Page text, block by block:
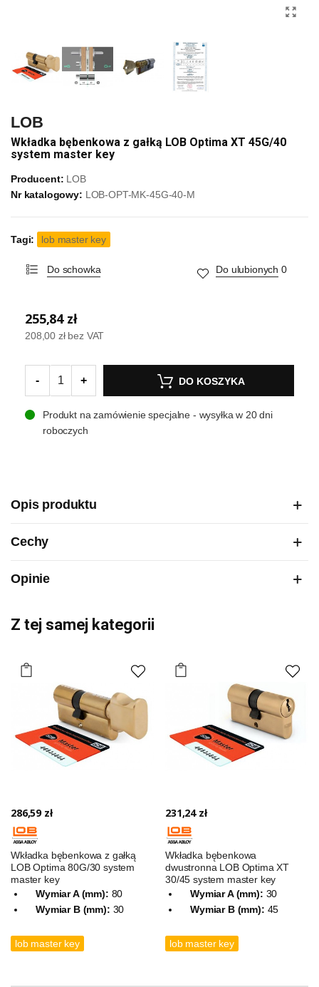
LOB
Wkładka bębenkowa z gałką LOB Optima XT 45G/40
system master key
Producent: LOB
Nr katalogowy: LOB-OPT-MK-45G-40-M
Tagi: lob master key
Do schowka Do ulubionych 0
255,84 zł
208,00 zł bez VAT
- + DO KOSZYKA
Produkt na zamówienie specjalne - wysyłka w 20 dni
roboczych
Opis produktu
Cechy
Opinie
Z tej samej kategorii
286,59 zł
Wkładka bębenkowa z gałką
LOB Optima 80G/30 system
master key
Wymiar A (mm): 80
Wymiar B (mm): 30
lob master key
231,24 zł
Wkładka bębenkowa
dwustronna LOB Optima XT
30/45 system master key
Wymiar A (mm): 30
Wymiar B (mm): 45
lob master key